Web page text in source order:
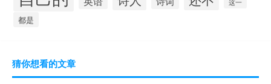
这一
都是
猜你想看的文章